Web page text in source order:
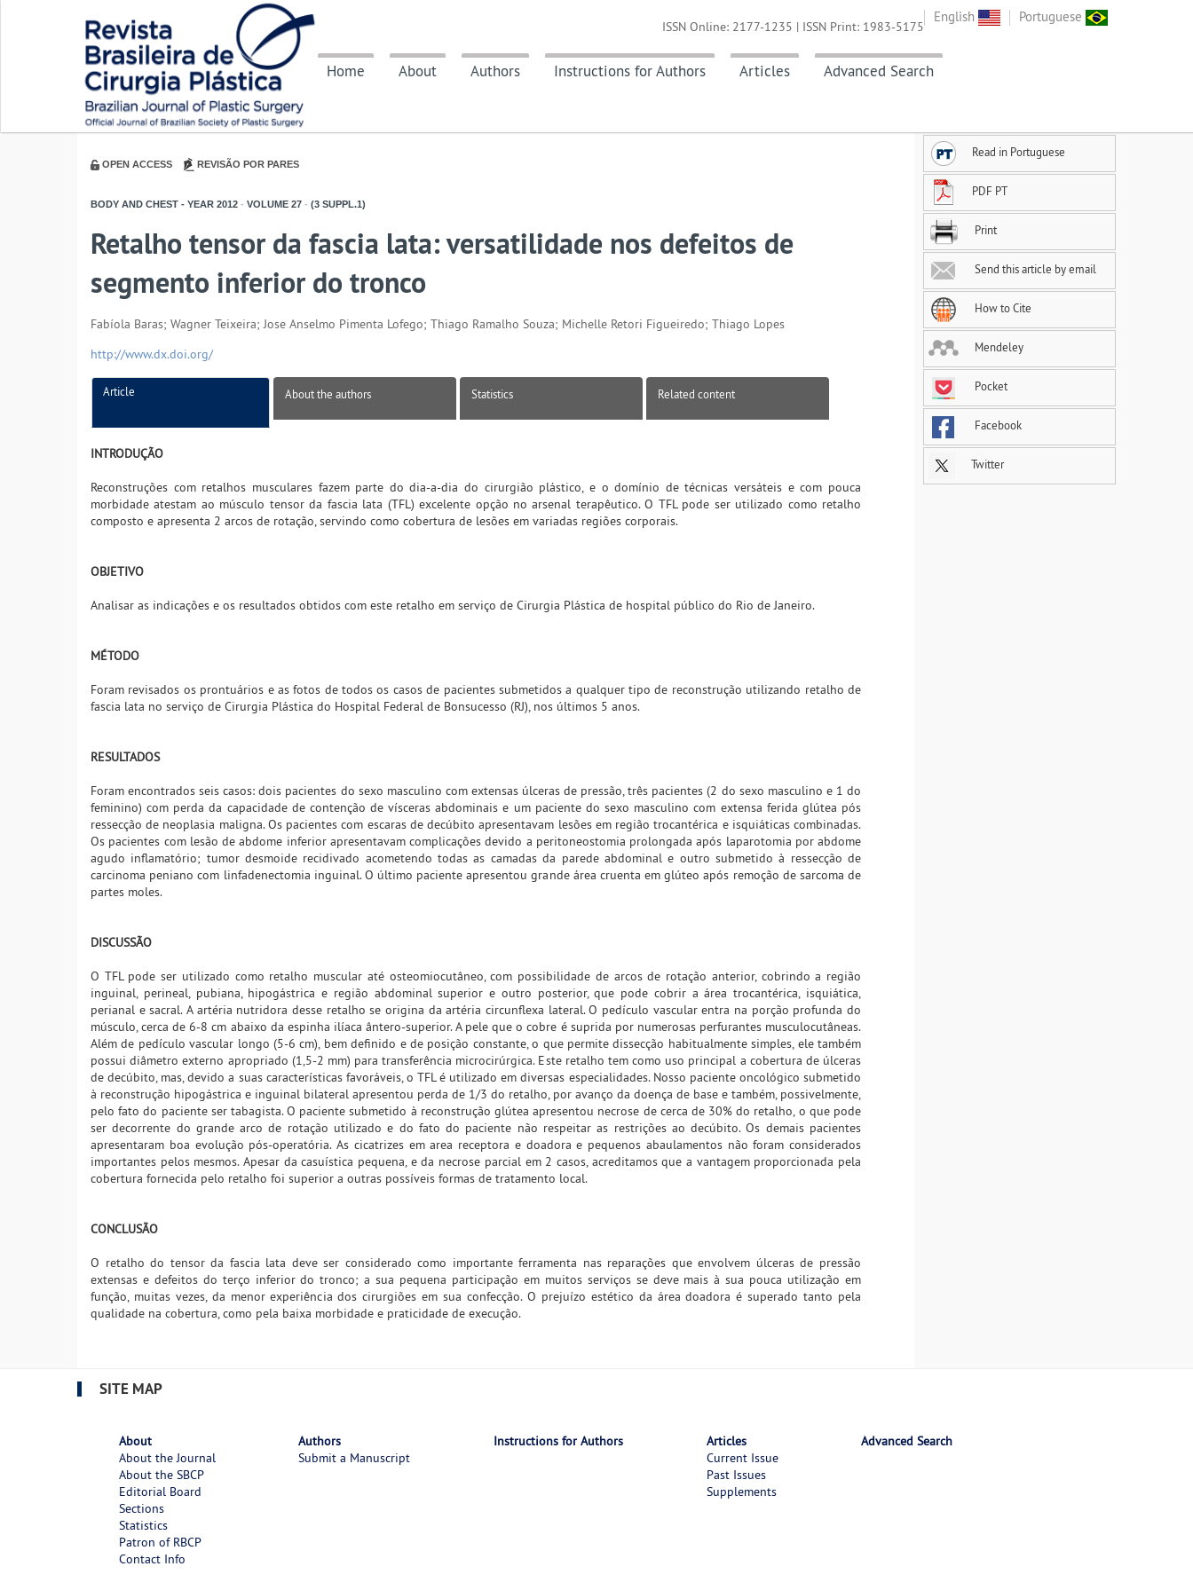
English Portuguese
Home About Authors Instructions for Authors Articles Advanced Search
ISSN Online: 2177-1235 | ISSN Print: 1983-5175
OPEN ACCESS REVISÃO POR PARES
BODY AND CHEST - YEAR 2012 - VOLUME 27 - (3 SUPPL.1)
Retalho tensor da fascia lata: versatilidade nos defeitos de
segmento inferior do tronco
Fabíola Baras; Wagner Teixeira; Jose Anselmo Pimenta Lofego; Thiago Ramalho Souza; Michelle Retori Figueiredo; Thiago Lopes
http://www.dx.doi.org/
Article About the authors Statistics Related content
INTRODUÇÃO
Reconstruções com retalhos musculares fazem parte do dia-a-dia do cirurgião plástico, e o domínio de técnicas versáteis e com pouca
morbidade atestam ao músculo tensor da fascia lata (TFL) excelente opção no arsenal terapêutico. O TFL pode ser utilizado como retalho
composto e apresenta 2 arcos de rotação, servindo como cobertura de lesões em variadas regiões corporais.
OBJETIVO
Analisar as indicações e os resultados obtidos com este retalho em serviço de Cirurgia Plástica de hospital público do Rio de Janeiro.
MÉTODO
Foram revisados os prontuários e as fotos de todos os casos de pacientes submetidos a qualquer tipo de reconstrução utilizando retalho de
fascia lata no serviço de Cirurgia Plástica do Hospital Federal de Bonsucesso (RJ), nos últimos 5 anos.
RESULTADOS
Foram encontrados seis casos: dois pacientes do sexo masculino com extensas úlceras de pressão, três pacientes (2 do sexo masculino e 1 do
feminino) com perda da capacidade de contenção de vísceras abdominais e um paciente do sexo masculino com extensa ferida glútea pós
ressecção de neoplasia maligna. Os pacientes com escaras de decúbito apresentavam lesões em região trocantérica e isquiáticas combinadas.
Os pacientes com lesão de abdome inferior apresentavam complicações devido a peritoneostomia prolongada após laparotomia por abdome
agudo inflamatório; tumor desmoide recidivado acometendo todas as camadas da parede abdominal e outro submetido à ressecção de
carcinoma peniano com linfadenectomia inguinal. O último paciente apresentou grande área cruenta em glúteo após remoção de sarcoma de
partes moles.
DISCUSSÃO
O TFL pode ser utilizado como retalho muscular até osteomiocutâneo, com possibilidade de arcos de rotação anterior, cobrindo a região
inguinal, perineal, pubiana, hipogástrica e região abdominal superior e outro posterior, que pode cobrir a área trocantérica, isquiática,
perianal e sacral. A artéria nutridora desse retalho se origina da artéria circunflexa lateral. O pedículo vascular entra na porção profunda do
músculo, cerca de 6-8 cm abaixo da espinha ilíaca ântero-superior. A pele que o cobre é suprida por numerosas perfurantes musculocutâneas.
Além de pedículo vascular longo (5-6 cm), bem definido e de posição constante, o que permite dissecção habitualmente simples, ele também
possui diâmetro externo apropriado (1,5-2 mm) para transferência microcirúrgica. Este retalho tem como uso principal a cobertura de úlceras
de decúbito, mas, devido a suas características favoráveis, o TFL é utilizado em diversas especialidades. Nosso paciente oncológico submetido
à reconstrução hipogástrica e inguinal bilateral apresentou perda de 1/3 do retalho, por avanço da doença de base e também, possivelmente,
pelo fato do paciente ser tabagista. O paciente submetido à reconstrução glútea apresentou necrose de cerca de 30% do retalho, o que pode
ser decorrente do grande arco de rotação utilizado e do fato do paciente não respeitar as restrições ao decúbito. Os demais pacientes
apresentaram boa evolução pós-operatória. As cicatrizes em area receptora e doadora e pequenos abaulamentos não foram considerados
importantes pelos mesmos. Apesar da casuística pequena, e da necrose parcial em 2 casos, acreditamos que a vantagem proporcionada pela
cobertura fornecida pelo retalho foi superior a outras possíveis formas de tratamento local.
CONCLUSÃO
O retalho do tensor da fascia lata deve ser considerado como importante ferramenta nas reparações que envolvem úlceras de pressão
extensas e defeitos do terço inferior do tronco; a sua pequena participação em muitos serviços se deve mais à sua pouca utilização em
função, muitas vezes, da menor experiência dos cirurgiões em sua confecção. O prejuízo estético da área doadora é superado tanto pela
qualidade na cobertura, como pela baixa morbidade e praticidade de execução.
Read in Portuguese
PDF PT
Print
Send this article by email
How to Cite
Mendeley
Pocket
Facebook
Twitter
SITE MAP
About
About the Journal
About the SBCP
Editorial Board
Sections
Statistics
Patron of RBCP
Contact Info
Authors
Submit a Manuscript
Instructions for Authors
Articles
Current Issue
Past Issues
Supplements
Advanced Search